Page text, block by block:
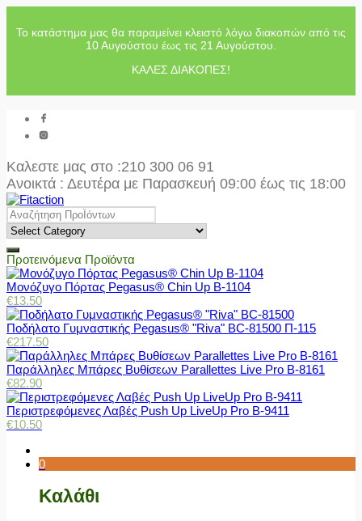
Το κατάστημα μας θα παραμείνει κλειστό λόγω διακοπών από τις
10 Αυγούστου έως τις 21 Αυγούστου.
ΚΑΛΕΣ ΔΙΑΚΟΠΕΣ!
Καλεστε μας στο :210 300 06 91
Ανοικτά : Δευτέρα με Παρασκευή 09:00 έως τις 18:00
Προτεινόμενα Προϊόντα
Μονόζυγο Πόρτας Pegasus® Chin Up Β-1104
€13.50
Ποδήλατο Γυμναστικής Pegasus® "Riva" BC-81500 Π-115
€217.50
Παράλληλες Μπάρες Βυθίσεων Parallettes Live Pro Β-8161
€82.90
Περιστρεφόμενες Λαβές Push Up LiveUp Pro Β-9411
€10.50
0
Καλάθι